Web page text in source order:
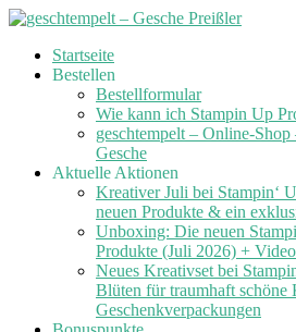
Skip
Startseite
Bestellen
Bestellformular
Wie kann ich Stampin Up
geschtempelt – Online-
Gesche
Aktuelle Aktionen
Kreativer Juli bei Stampin‘
neuen Produkte & ein
Unboxing: Die neuen
Produkte (Juli 2026) +
Neues Kreativset bei
Blüten für traumhaft schöne
Geschenkverpackungen